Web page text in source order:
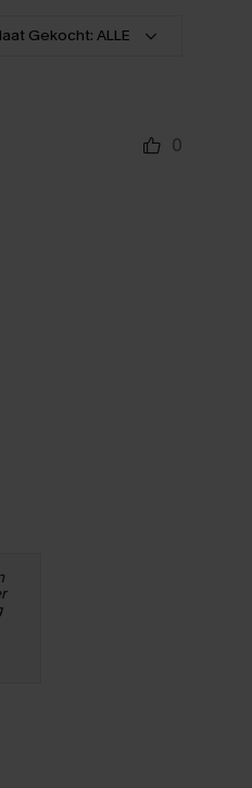
Gekocht: ALLE
0